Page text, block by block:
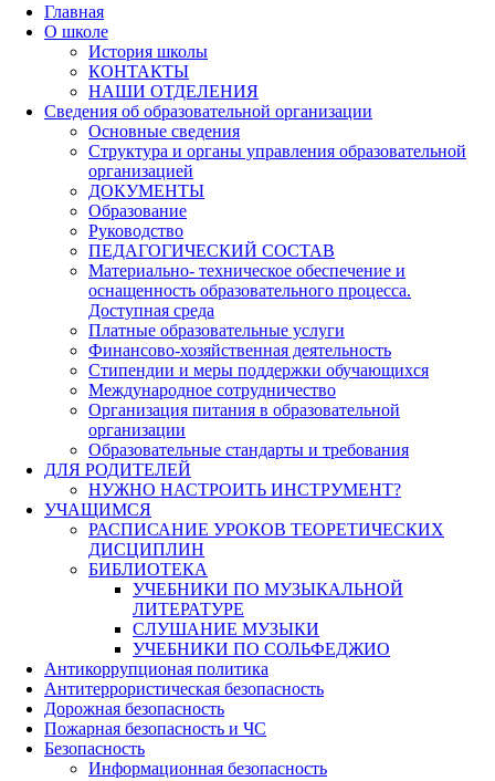
Главная
О школе
История школы
КОНТАКТЫ
НАШИ ОТДЕЛЕНИЯ
Сведения об образовательной организации
Основные сведения
Структура и органы управления образовательной
организацией
ДОКУМЕНТЫ
Образование
Руководство
ПЕДАГОГИЧЕСКИЙ СОСТАВ
Материально- техническое обеспечение и
оснащенность образовательного процесса.
Доступная среда
Платные образовательные услуги
Финансово-хозяйственная деятельность
Стипендии и меры поддержки обучающихся
Международное сотрудничество
Организация питания в образовательной
организации
Образовательные стандарты и требования
ДЛЯ РОДИТЕЛЕЙ
НУЖНО НАСТРОИТЬ ИНСТРУМЕНТ?
УЧАЩИМСЯ
РАСПИСАНИЕ УРОКОВ ТЕОРЕТИЧЕСКИХ
ДИСЦИПЛИН
БИБЛИОТЕКА
УЧЕБНИКИ ПО МУЗЫКАЛЬНОЙ
ЛИТЕРАТУРЕ
СЛУШАНИЕ МУЗЫКИ
УЧЕБНИКИ ПО СОЛЬФЕДЖИО
Антикоррупционая политика
Антитеррористическая безопасность
Дорожная безопасность
Пожарная безопасность и ЧС
Безопасность
Информационная безопасность